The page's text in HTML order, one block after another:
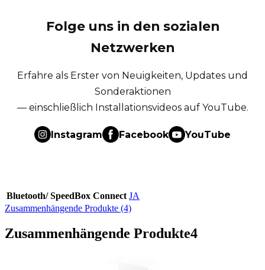
Folge uns in den sozialen
Netzwerken
Erfahre als Erster von Neuigkeiten, Updates und
Sonderaktionen
— einschließlich Installationsvideos auf YouTube.
Instagram Facebook YouTube
Bluetooth/ SpeedBox Connect JA
Zusammenhängende Produkte (4)
Zusammenhängende Produkte4